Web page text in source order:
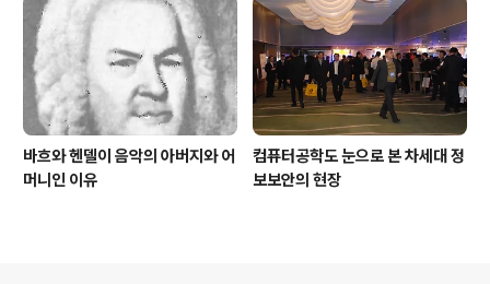
바흐와 헨델이 음악의 아버지와 어
머니인 이유
컴퓨터공학도 눈으로 본 차세대 정
보보안의 현장